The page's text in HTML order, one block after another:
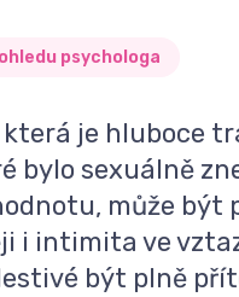
psychologa
je hluboce
bylo sexuálně
může být
i intimita ve
být plně